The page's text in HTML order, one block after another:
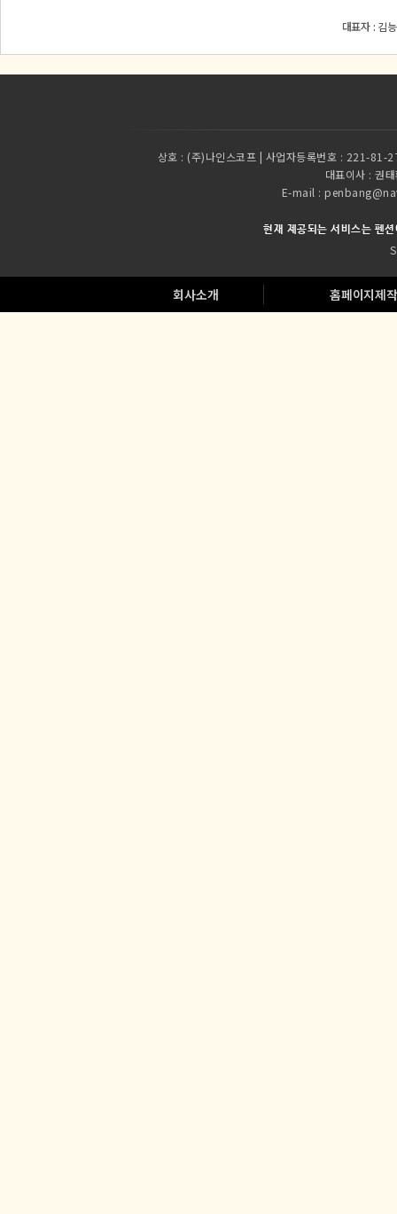
대표자 : 김
상호 : (주)나인스코프 | 사업자등록번호 : 221-81-
대표이사 : 권
E-mail :
현재 제공되는 서비스는 펜
회사소개 홈페이지제작